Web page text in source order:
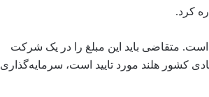
کرد.
سرمایه‌گذاری در این کشور ۱۲۵۰۰۰۰ یورو است. متقاضی باید این مبلغ را در یک شرکت
کشور هلند مورد تایید است، سرمایه‌گذاری